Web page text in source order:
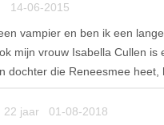
14-06-2015
vampier en ben ik een
mijn vrouw Isabella Cullen
dochter die Reneesmee heet,
22 jaar 01-08-2018